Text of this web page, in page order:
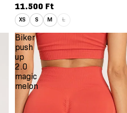
11.500 Ft
XS S M L
Biker
push
up
2.0
magic
melon